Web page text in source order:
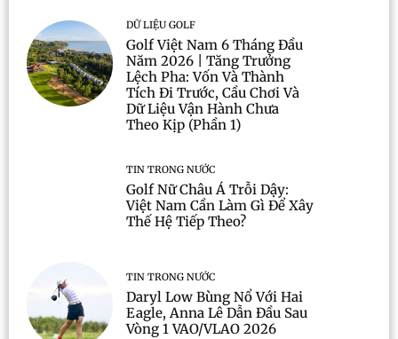
DỮ LIỆU GOLF
Golf Việt Nam 6 Tháng Đầu
Năm 2026 | Tăng Trưởng
Lệch Pha: Vốn Và Thành
Tích Đi Trước, Cầu Chơi Và
Dữ Liệu Vận Hành Chưa
Theo Kịp (Phần 1)
TIN TRONG NƯỚC
Golf Nữ Châu Á Trỗi Dậy:
Việt Nam Cần Làm Gì Để Xây
Thế Hệ Tiếp Theo?
TIN TRONG NƯỚC
Daryl Low Bùng Nổ Với Hai
Eagle, Anna Lê Dẫn Đầu Sau
Vòng 1 VAO/VLAO 2026